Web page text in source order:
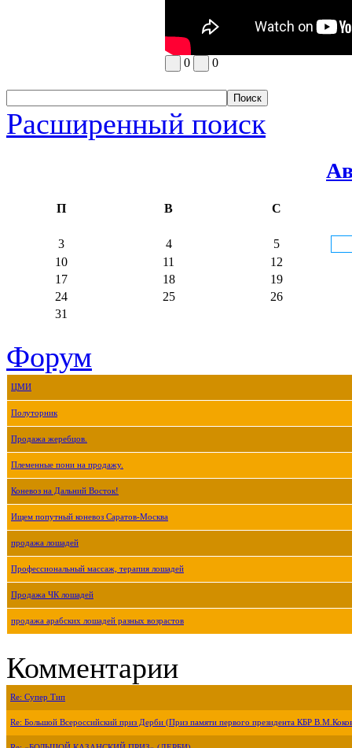
0 0
Расширенный поиск
П В С
3 4
5
10
11
12
17
18
19
24
25
26
31
Форум
ЦМИ
Полуторник
Продажа жеребцов.
Племенные пони на продажу.
Коневоз на Дальний Восток!
Ищем попутный коневоз Саратов-Москва
продажа лошадей
Профессиональный массаж, терапия лошадей
Продажа ЧК лошадей
продажа арабских лошадей разных возрастов
Комментарии
Re: Супер Тип
Re: Большой Всероссийский приз Дерби (Приз памяти первого президента КБР